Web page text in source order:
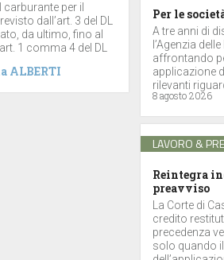
carburante per il
dall’art. 3 del DL
da ultimo, fino al
1 comma 4 del DL
ALBERTI
Per le
A tre anni di
l’Agenzia
affrontando
applicazione
rilevanti
8 agosto 2026
LAVORO &
Reintegra
preavviso
La Corte di
credito
precedenza
solo quando